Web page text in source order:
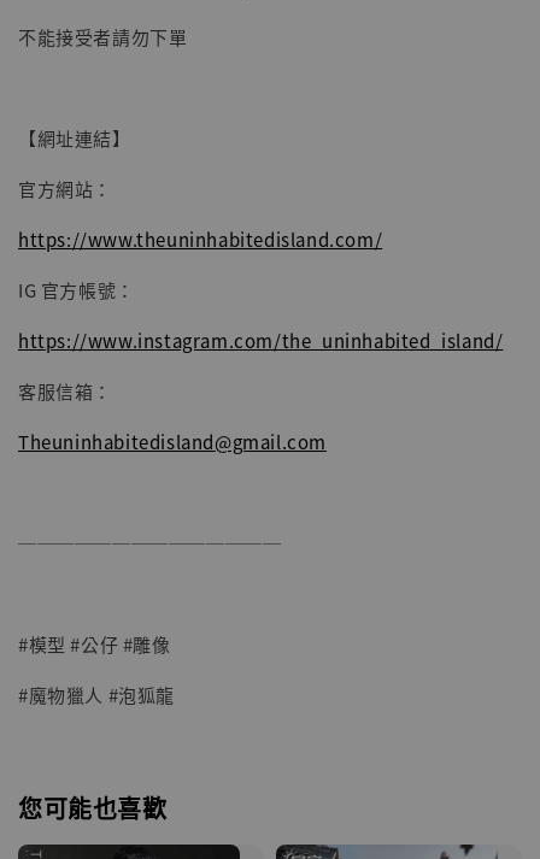
不能接受者請勿下單
【網址連結】
官方網站：
https://www.theuninhabitedisland.com/
IG 官方帳號：
https://www.instagram.com/the_uninhabited_island/
客服信箱：
Theuninhabitedisland@gmail.com
──────────────
#模型 #公仔 #雕像
#魔物獵人 #泡狐龍
您可能也喜歡